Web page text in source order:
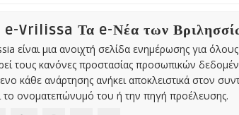
Vrilissa Τα e-Νέα των
είναι μια ανοιχτή σελίδα ενημέρωσης για
τους κανόνες προστασίας προσωπικών
κάθε ανάρτησης ανήκει αποκλειστικά στον
το ονοματεπώνυμό του ή την πηγή προέλευσης.